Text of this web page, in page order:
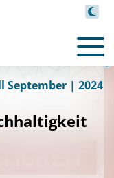
DBU
September | 2024